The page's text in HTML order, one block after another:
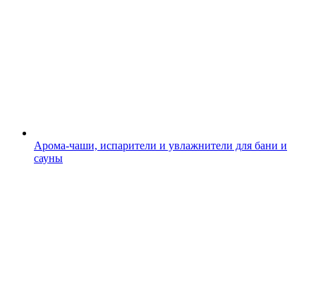
Арома-чаши, испарители и увлажнители для бани и
сауны